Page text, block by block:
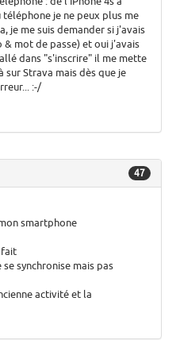
je ne peux plus me
je me suis demander si j'avais
& mot de passe) et oui j'avais
dans "s'inscrire" il me mette
sur Strava mais dès que je
:-/
47
smartphone
fait
synchronise mais pas
activité et la